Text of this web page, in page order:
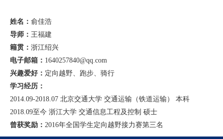
姓名： 俞佳浩
导师： 王福建
籍贯： 浙江绍兴
电子邮箱： 1640257840@qq.com
兴趣爱好： 定向越野、跑步、骑行
学习经历：
2014.09-2018.07 北京交通大学 交通运输（铁道运输） 本科
2018.09至今 浙江大学 交通信息工程及控制 硕士
曾获奖励： 2016年全国学生定向越野接力赛第三名